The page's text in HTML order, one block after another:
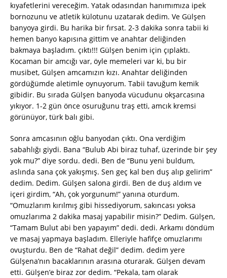
kıyafetlerini vereceğim. Yatak odasından hanımımıza ipek
bornozunu ve atletik külotunu uzatarak dedim. Ve Gülşen
banyoya girdi. Bu harika bir fırsat. 2-3 dakika sonra tabii ki
hemen banyo kapısına gittim ve anahtar deliğinden
bakmaya başladım. çıktı!!! Gülşen benim için çıplaktı.
Kocaman bir amcığı var, öyle memeleri var ki, bu bir
musibet, Gülşen amcamızın kızı. Anahtar deliğinden
gördüğümde aletimle oynuyorum. Tabii tavuğum kemik
gibidir. Bu sırada Gülşen banyoda vücudunu okşarcasına
yıkıyor. 1-2 gün önce osuruğunu traş etti, amcık kremsi
görünüyor, türk balı gibi.
Sonra amcasının oğlu banyodan çıktı. Ona verdiğim
sabahlığı giydi. Bana “Bulub Abi biraz tuhaf, üzerinde bir şey
yok mu?” diye sordu. dedi. Ben de “Bunu yeni buldum,
aslında sana çok yakışmış. Sen geç kal ben duş alıp gelirim”
dedim. Dedim. Gülşen salona girdi. Ben de duş aldım ve
içeri girdim, “Ah, çok yorgunum!” yanına oturdum.
“Omuzlarım kırılmış gibi hissediyorum, sakıncası yoksa
omuzlarıma 2 dakika masaj yapabilir misin?” Dedim. Gülşen,
“Tamam Bulut abi ben yapayım” dedi. dedi. Arkamı döndüm
ve masaj yapmaya başladım. Elleriyle hafifçe omuzlarımı
ovuşturdu. Ben de “Rahat değil” dedim. dedim yere
Gülşena’nın bacaklarının arasına oturarak. Gülşen devam
etti. Gülşen’e biraz zor dedim. “Pekala, tam olarak